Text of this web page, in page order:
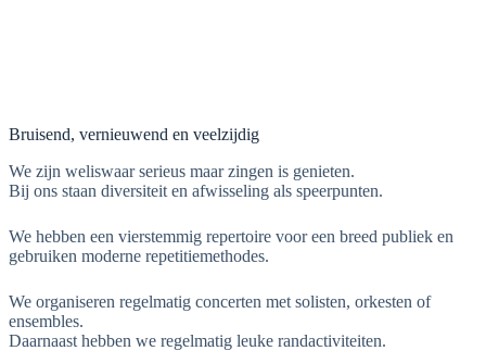
Bruisend, vernieuwend en veelzijdig
We zijn weliswaar serieus maar zingen is genieten.
Bij ons staan diversiteit en afwisseling als speerpunten.
We hebben een vierstemmig repertoire voor een breed publiek en
gebruiken moderne repetitiemethodes.
We organiseren regelmatig concerten met solisten, orkesten of
ensembles.
Daarnaast hebben we regelmatig leuke randactiviteiten.